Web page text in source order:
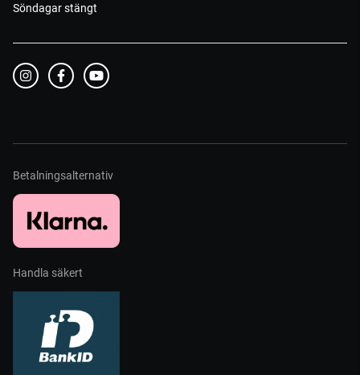
Söndagar stängt
Betalningsalternativ
Handla säkert